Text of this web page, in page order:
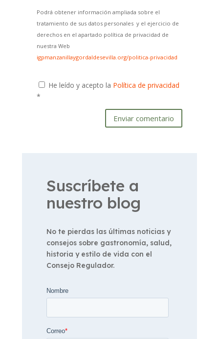
Podrá obtener información ampliada sobre el
tratamiento de sus datos personales y el ejercicio de
derechos en el apartado política de privacidad de
nuestra Web
igpmanzanillaygordaldesevilla.org/politica-privacidad
He leído y acepto la Política de privacidad
*
Enviar comentario
Suscríbete a
nuestro blog
No te pierdas las últimas noticias y
consejos sobre gastronomía, salud,
historia y estilo de vida con el
Consejo Regulador.